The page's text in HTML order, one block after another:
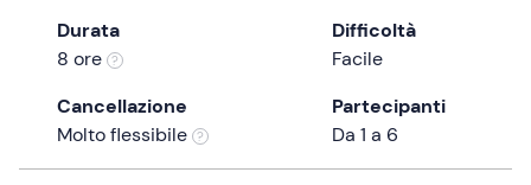
question
get
Durata
8 ore
Difficoltà
Facile
Cancellazione
Molto flessibile
Partecipanti
Da 1 a 6